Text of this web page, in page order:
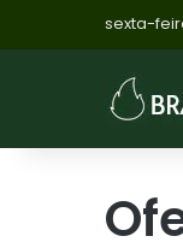
sexta-